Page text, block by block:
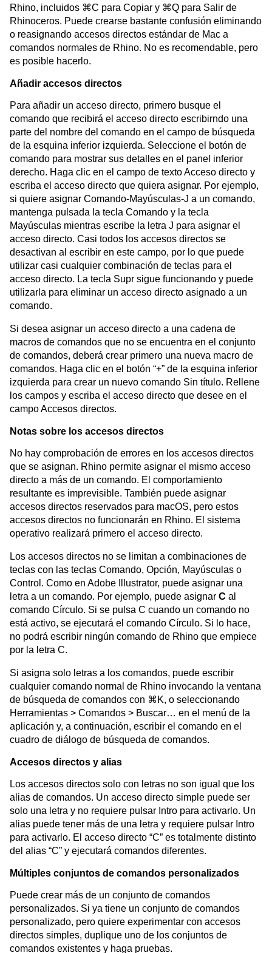
Rhino, incluidos ⌘C para Copiar y ⌘Q para Salir de
Rhinoceros. Puede crearse bastante confusión eliminando
o reasignando accesos directos estándar de Mac a
comandos normales de Rhino. No es recomendable, pero
es posible hacerlo.
Añadir accesos directos
Para añadir un acceso directo, primero busque el
comando que recibirá el acceso directo escribirndo una
parte del nombre del comando en el campo de búsqueda
de la esquina inferior izquierda. Seleccione el botón de
comando para mostrar sus detalles en el panel inferior
derecho. Haga clic en el campo de texto Acceso directo y
escriba el acceso directo que quiera asignar. Por ejemplo,
si quiere asignar Comando-Mayúsculas-J a un comando,
mantenga pulsada la tecla Comando y la tecla
Mayúsculas mientras escribe la letra J para asignar el
acceso directo. Casi todos los accesos directos se
desactivan al escribir en este campo, por lo que puede
utilizar casi cualquier combinación de teclas para el
acceso directo. La tecla Supr sigue funcionando y puede
utilizarla para eliminar un acceso directo asignado a un
comando.
Si desea asignar un acceso directo a una cadena de
macros de comandos que no se encuentra en el conjunto
de comandos, deberá crear primero una nueva macro de
comandos. Haga clic en el botón “+” de la esquina inferior
izquierda para crear un nuevo comando Sin título. Rellene
los campos y escriba el acceso directo que desee en el
campo Accesos directos.
Notas sobre los accesos directos
No hay comprobación de errores en los accesos directos
que se asignan. Rhino permite asignar el mismo acceso
directo a más de un comando. El comportamiento
resultante es imprevisible. También puede asignar
accesos directos reservados para macOS, pero estos
accesos directos no funcionarán en Rhino. El sistema
operativo realizará primero el acceso directo.
Los accesos directos no se limitan a combinaciones de
teclas con las teclas Comando, Opción, Mayúsculas o
Control. Como en Adobe Illustrator, puede asignar una
letra a un comando. Por ejemplo, puede asignar C al
comando Círculo. Si se pulsa C cuando un comando no
está activo, se ejecutará el comando Círculo. Si lo hace,
no podrá escribir ningún comando de Rhino que empiece
por la letra C.
Si asigna solo letras a los comandos, puede escribir
cualquier comando normal de Rhino invocando la ventana
de búsqueda de comandos con ⌘K, o seleccionando
Herramientas > Comandos > Buscar… en el menú de la
aplicación y, a continuación, escribir el comando en el
cuadro de diálogo de búsqueda de comandos.
Accesos directos y alias
Los accesos directos solo con letras no son igual que los
alias de comandos. Un acceso directo simple puede ser
solo una letra y no requiere pulsar Intro para activarlo. Un
alias puede tener más de una letra y requiere pulsar Intro
para activarlo. El acceso directo “C” es totalmente distinto
del alias “C” y ejecutará comandos diferentes.
Múltiples conjuntos de comandos personalizados
Puede crear más de un conjunto de comandos
personalizados. Si ya tiene un conjunto de comandos
personalizado, pero quiere experimentar con accesos
directos simples, duplique uno de los conjuntos de
comandos existentes y haga pruebas.